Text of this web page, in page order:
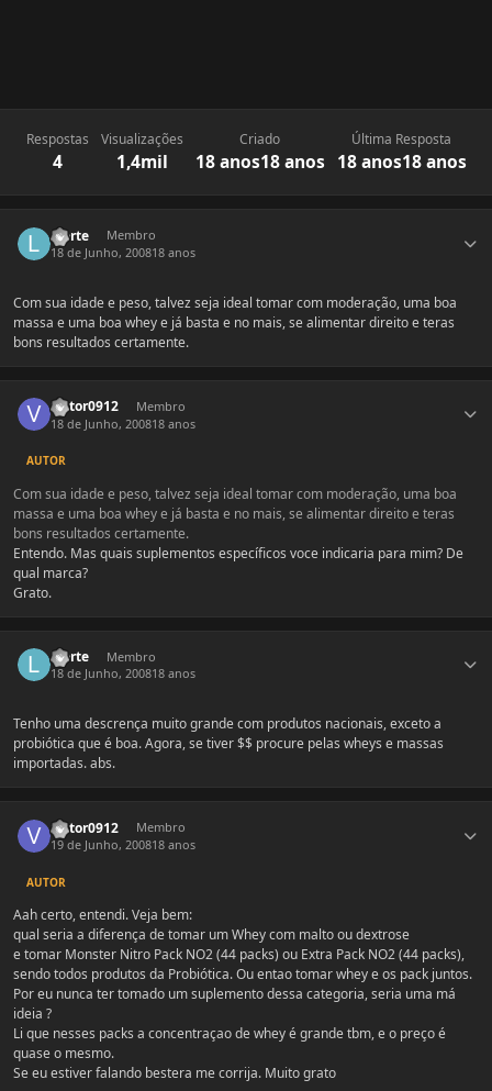
Respostas
4
Visualizações
1,4mil
Criado
18 anos18 anos
Última Resposta
18 anos18 anos
laerte
Membro
18 de Junho, 200818 anos
Com sua idade e peso, talvez seja ideal tomar com moderação, uma boa
massa e uma boa whey e já basta e no mais, se alimentar direito e teras
bons resultados certamente.
victor0912
Membro
18 de Junho, 200818 anos
AUTOR
Com sua idade e peso, talvez seja ideal tomar com moderação, uma boa
massa e uma boa whey e já basta e no mais, se alimentar direito e teras
bons resultados certamente.
Entendo. Mas quais suplementos específicos voce indicaria para mim? De
qual marca?
Grato.
laerte
Membro
18 de Junho, 200818 anos
Tenho uma descrença muito grande com produtos nacionais, exceto a
probiótica que é boa. Agora, se tiver $$ procure pelas wheys e massas
importadas. abs.
victor0912
Membro
19 de Junho, 200818 anos
AUTOR
Aah certo, entendi. Veja bem:
qual seria a diferença de tomar um Whey com malto ou dextrose
e tomar Monster Nitro Pack NO2 (44 packs) ou Extra Pack NO2 (44 packs),
sendo todos produtos da Probiótica. Ou entao tomar whey e os pack juntos.
Por eu nunca ter tomado um suplemento dessa categoria, seria uma má
ideia ?
Li que nesses packs a concentraçao de whey é grande tbm, e o preço é
quase o mesmo.
Se eu estiver falando bestera me corrija. Muito grato